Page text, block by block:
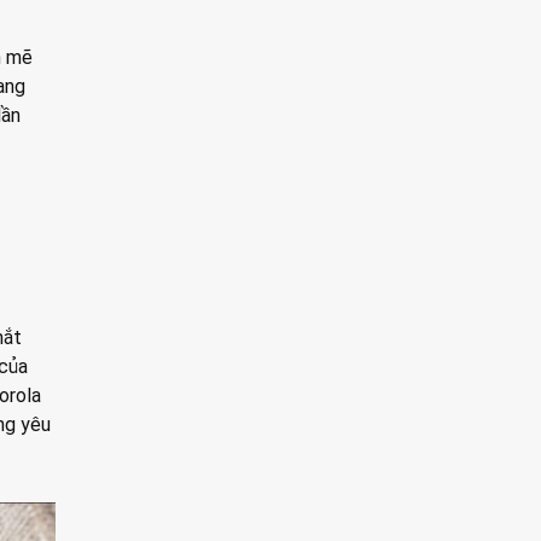
mẽ
yêu